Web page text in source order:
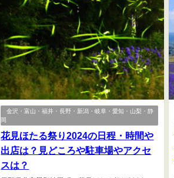
金沢・富山・福井・長野・新潟・岐阜・愛知・山梨・静
岡
花見ほたる祭り2024の日程・時間や
出店は？見どころや駐車場やアクセ
スは？